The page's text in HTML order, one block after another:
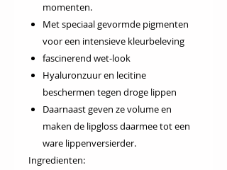
momenten.
Met speciaal gevormde pigmenten
voor een intensieve kleurbeleving
fascinerend wet-look
Hyaluronzuur en lecitine
beschermen tegen droge lippen
Daarnaast geven ze volume en
maken de lipgloss daarmee tot een
ware lippenversierder.
Ingredienten: